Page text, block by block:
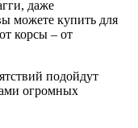
даже
можете купить для
корсы – от
подойдут
огромных